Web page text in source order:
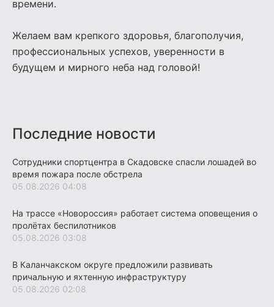
времени.
Желаем вам крепкого здоровья, благополучия,
профессиональных успехов, уверенности в
будущем и мирного неба над головой!
Последние новости
Сотрудники спортцентра в Скадовске спасли лошадей во
время пожара после обстрела
05.08.2026 04:08
На трассе «Новороссия» работает система оповещения о
пролётах беспилотников
05.08.2026 03:08
В Каланчакском округе предложили развивать
причальную и яхтенную инфраструктуру
05.08.2026 02:08